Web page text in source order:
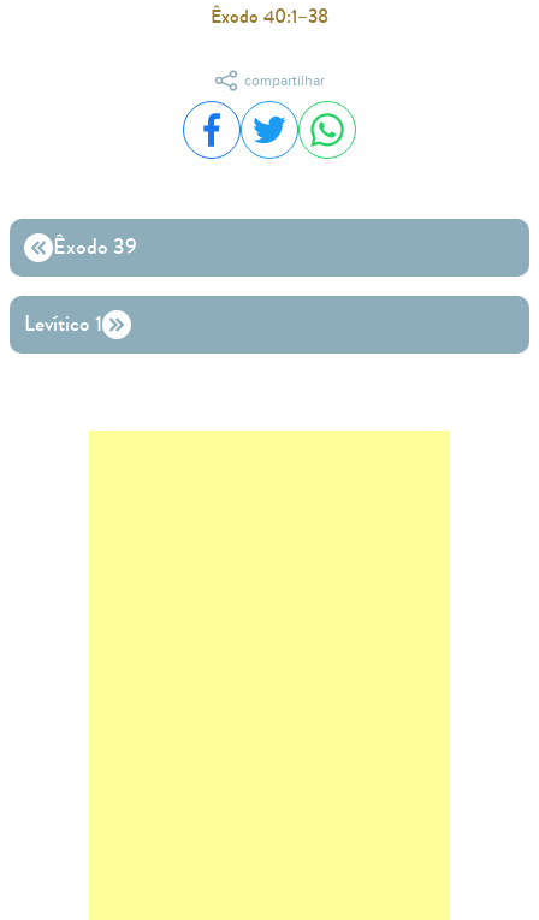
Êxodo 40:1–38
compartilhar
Compartilhar no Facebook
Compartilhar no Twitter
Compartilhar no
Êxodo 39
Levítico 1